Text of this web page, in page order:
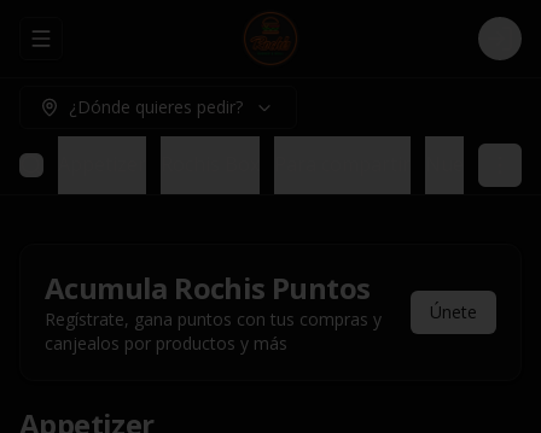
Abrir menu de navegación Login
¿Dónde quieres pedir?
Acumula Rochis Puntos
Regístrate, gana puntos con tus compras y
canjealos por productos y más
Únete
Appetizer